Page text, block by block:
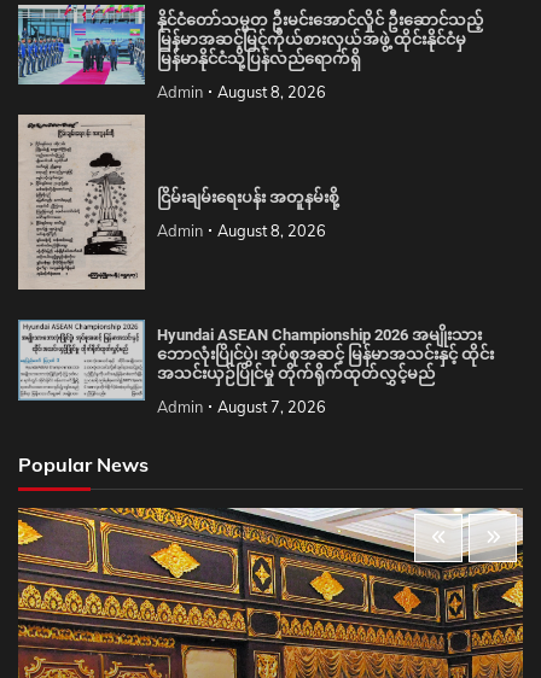
နိုင်ငံတော်သမ္မတ ဦးမင်းအောင်လှိုင် ဦးဆောင်သည့်
မြန်မာအဆင့်မြင့်ကိုယ်စားလှယ်အဖွဲ့ ထိုင်းနိုင်ငံမှ
မြန်မာနိုင်ငံသို့ပြန်လည်ရောက်ရှိ
Admin August 8, 2026
ငြိမ်းချမ်းရေးပန်း အတူနမ်းစို့
Admin August 8, 2026
Hyundai ASEAN Championship 2026 အမျိုးသား
ဘောလုံးပြိုင်ပွဲ၊ အုပ်စုအဆင့် မြန်မာအသင်းနှင့် ထိုင်း
အသင်းယှဉ်ပြိုင်မှု တိုက်ရိုက်ထုတ်လွှင့်မည်
Admin August 7, 2026
Popular News